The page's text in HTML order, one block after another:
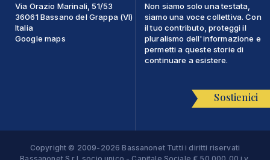
Via Orazio Marinali, 51/53
36061 Bassano del Grappa (VI)
Italia
Google maps
Non siamo solo una testata,
siamo una voce collettiva. Con
il tuo contributo, proteggi il
pluralismo dell'informazione e
permetti a queste storie di
continuare a esistere.
Sostienici
Copyright © 2009-2026 Bassanonet Tutti i diritti riservati